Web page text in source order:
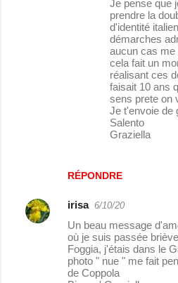
RÉPONDRE
Je pense que
prendre la
d'identité
démarches
aucun cas me
cela fait un
réalisant ces
faisait 10 ans
sens prete on
Je t'envoie de
Salento
Graziella
irisa 6/10/20
Un beau message
où je suis passée
Foggia, j'étais dans le
photo " nue " me fait
de Coppola